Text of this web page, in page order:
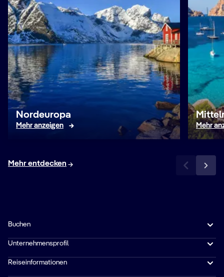
Nordeuropa
Mehr anzeigen Mehr
Mehr entdecken
Buchen
Unternehmensprofil
Reiseinformationen